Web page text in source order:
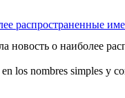
распространенные
новость о наиболее
los nombres simples y